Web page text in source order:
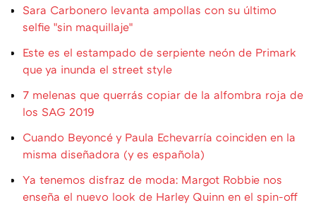
Sara Carbonero levanta ampollas con su último
selfie "sin maquillaje"
Este es el estampado de serpiente neón de Primark
que ya inunda el street style
7 melenas que querrás copiar de la alfombra roja de
los SAG 2019
Cuando Beyoncé y Paula Echevarría coinciden en la
misma diseñadora (y es española)
Ya tenemos disfraz de moda: Margot Robbie nos
enseña el nuevo look de Harley Quinn en el spin-off